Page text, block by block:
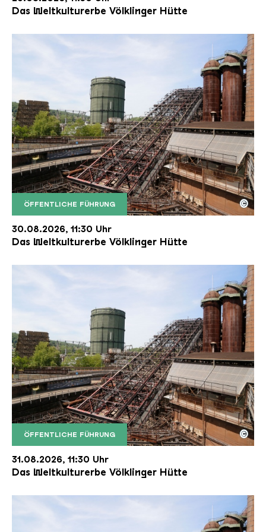
Das Weltkulturerbe Völklinger Hütte
ÖFFENTLICHE FÜHRUNG
Der Erzschrägaufzug der Völklinger Hütte mit
Copyright: Weltkulturerbe Völklinger Hütte | Karl
©
30.08.2026, 11:30 Uhr
Das Weltkulturerbe Völklinger Hütte
ÖFFENTLICHE FÜHRUNG
Der Erzschrägaufzug der Völklinger Hütte mit
Copyright: Weltkulturerbe Völklinger Hütte | Karl
©
31.08.2026, 11:30 Uhr
Das Weltkulturerbe Völklinger Hütte